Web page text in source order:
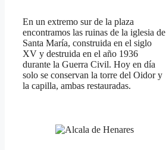
En un extremo sur de la plaza
encontramos las ruinas de la iglesia de
Santa María, construida en el siglo
XV y destruida en el año 1936
durante la Guerra Civil. Hoy en día
solo se conservan la torre del Oidor y
la capilla, ambas restauradas.